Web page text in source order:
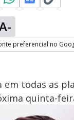
preferencial no
em todas as
quinta-